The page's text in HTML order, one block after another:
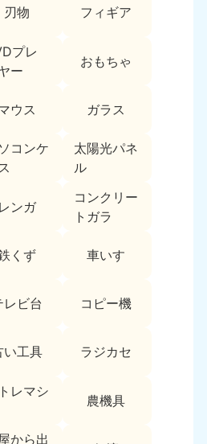
刃物 フィギア
プレ
ー
おもちゃ
ウス ガラス
コンケ
太陽光パネ
ル
レンガ
コンクリー
トガラ
くず 車いす
レビ台 コピー機
い工具 ラジカセ
レマシ
農機具
から出
四国
050-1880-9898
高知県
9:00〜19:00 年中無休
佐賀県
9:00〜19:00 年中無休
050-1880-9889
宮崎県
9:00〜19:00 年中無休